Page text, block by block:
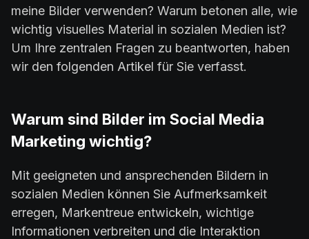
meine Bilder verwenden? Warum betonen alle, wie
wichtig visuelles Material in sozialen Medien ist?
Um Ihre zentralen Fragen zu beantworten, haben
wir den folgenden Artikel für Sie verfasst.
Warum sind Bilder im Social Media
Marketing wichtig?
Mit geeigneten und ansprechenden Bildern in
sozialen Medien können Sie Aufmerksamkeit
erregen, Markentreue entwickeln, wichtige
Informationen verbreiten und die Interaktion